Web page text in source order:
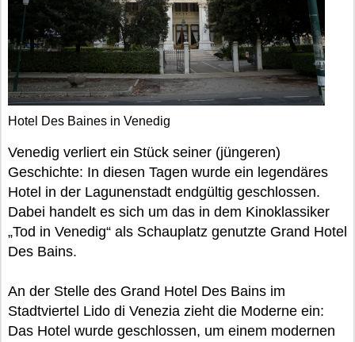
Hotel Des Baines in Venedig
Venedig verliert ein Stück seiner (jüngeren)
Geschichte: In diesen Tagen wurde ein legendäres
Hotel in der Lagunenstadt endgültig geschlossen.
Dabei handelt es sich um das in dem Kinoklassiker
„Tod in Venedig“ als Schauplatz genutzte Grand Hotel
Des Bains.
An der Stelle des Grand Hotel Des Bains im
Stadtviertel Lido di Venezia zieht die Moderne ein:
Das Hotel wurde geschlossen, um einem modernen